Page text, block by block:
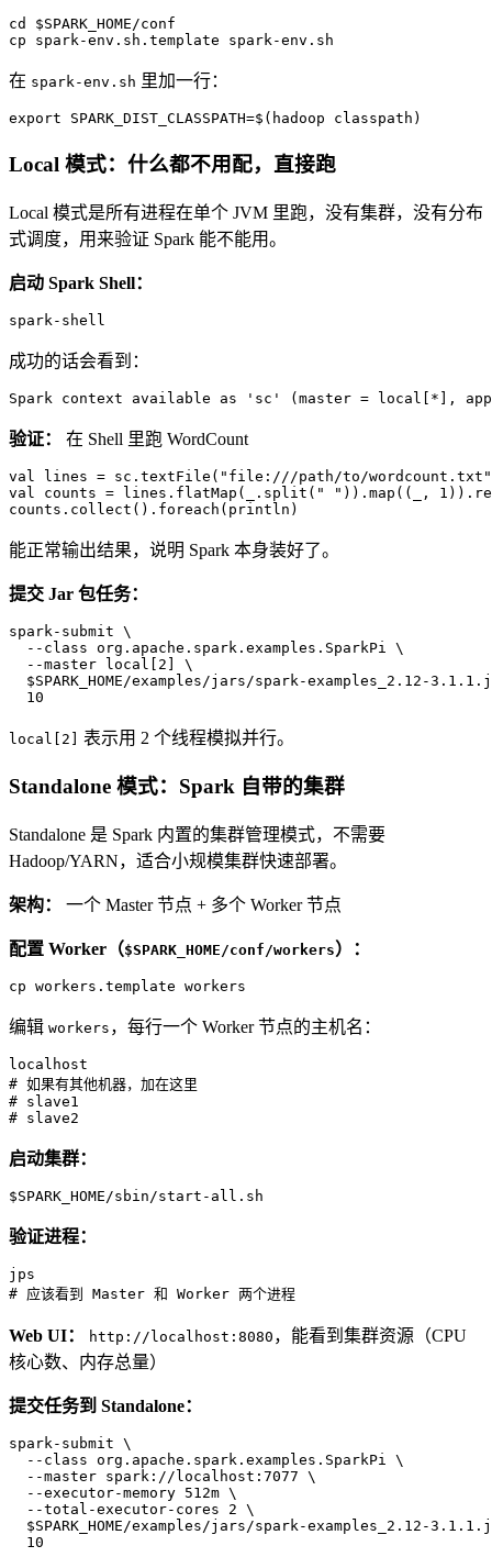
cd $SPARK_HOME/conf
cp spark-env.sh.template spark-env.sh
在 spark-env.sh 里加一行：
export SPARK_DIST_CLASSPATH=$(hadoop classpath)
Local 模式：什么都不用配，直接跑
Local 模式是所有进程在单个 JVM 里跑，没有集群，没有分布
式调度，用来验证 Spark 能不能用。
启动 Spark Shell：
spark-shell
成功的话会看到：
Spark context available as ' sc ' (master = local [*], app
验证： 在 Shell 里跑 WordCount
val lines = sc.textFile( "file:///path/to/wordcount.txt"
val
counts = lines.flatMap(_.split( " " )).map((_, 1
counts.collect().foreach(println)
能正常输出结果，说明 Spark 本身装好了。
提交 Jar 包任务：
spark-submit \
  --class org.apache.spark.examples.SparkPi \
  $
SPARK_HOME/examples/jars/spark-examples_2.12-
  10
local[2] 表示用 2 个线程模拟并行。
Standalone 模式：Spark 自带的集群
Standalone 是 Spark 内置的集群管理模式，不需要
Hadoop/YARN，适合小规模集群快速部署。
架构： 一个 Master 节点 + 多个 Worker 节点
配置 Worker（$SPARK_HOME/conf/workers）：
cp workers.template workers
编辑 workers ，每行一个 Worker 节点的主机名：
localhost
# 如果有其他机器，加在这里
# slave1
# slave2
启动集群：
$SPARK_HOME/sbin/start-all.sh
验证进程：
# 应该看到 Master 和 Worker 两个进程
Web UI： http://localhost:8080 ，能看到集群资源（CPU
核心数、内存总量）
提交任务到 Standalone：
spark-submit \
  --class org.apache.spark.examples.SparkPi \
  --master spark://localhost:7077 \
  --executor-memory 512m \
  $
SPARK_HOME/examples/jars/spark-examples_2.12-
  10